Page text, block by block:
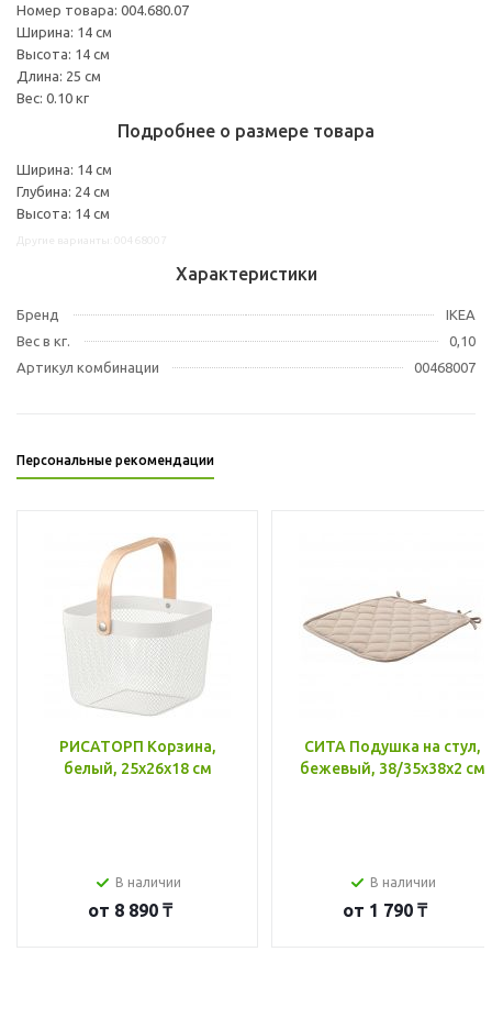
Номер товара: 004.680.07
Ширина: 14 см
Высота: 14 см
Длина: 25 см
Вес: 0.10 кг
Подробнее о размере товара
Ширина: 14 см
Глубина: 24 см
Высота: 14 см
Характеристики
Бренд
IKEA
Вес в кг.
0,10
Артикул комбинации
00468007
Персональные рекомендации
РИСАТОРП Корзина,
белый, 25x26x18 см
В наличии
от 8 890 ₸
СИТА Подушка на стул,
бежевый, 38/35x38x2 см
В наличии
от 1 790 ₸